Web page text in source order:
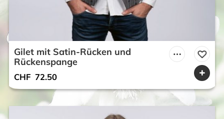
Gilet mit Satin-Rücken und
Rückenspange
CHF 72.50